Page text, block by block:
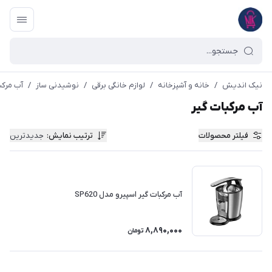
نیک اندیش / خانه و آشپزخانه / لوازم خانگی برقی / نوشیدنی ساز / آب
آب مرکبات گیر
فیلتر محصولات ترتیب نمایش: جدیدترین
آب مرکبات گیر اسپیرو مدل SP620
8,890,000 تومان